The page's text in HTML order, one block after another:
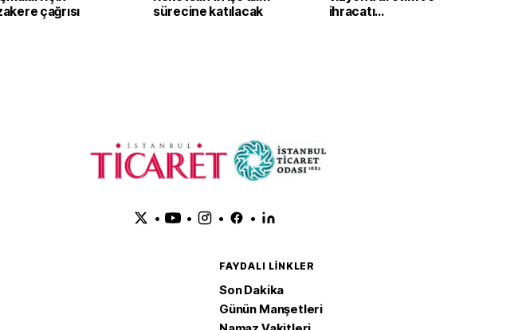
çağrısı
sürecine katılacak
ihracatı
• • • •
FAYDALI LINKLER
Son Dakika
Günün Manşetleri